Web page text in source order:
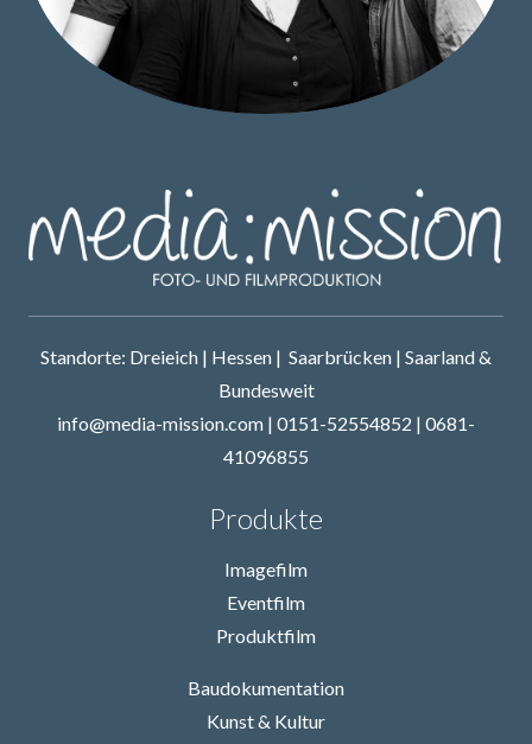
Standorte: Dreieich | Hessen | Saarbrücken | Saarland &
Bundesweit
info@media-mission.com | 0151-52554852 | 0681-
41096855
Produkte
Imagefilm
Eventfilm
Produktfilm
Baudokumentation
Kunst & Kultur